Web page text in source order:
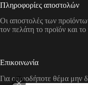
Πληροφορίες αποστολών
Οι αποστολές των
τον πελάτη το προϊόν και
Επικοινωνία
Για οποιοδήποτε θέμα μην